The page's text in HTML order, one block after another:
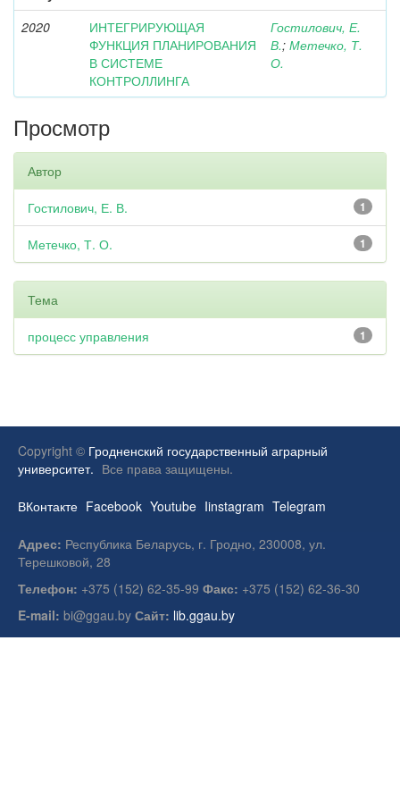
2020
ИНТЕГРИРУЮЩАЯ
ФУНКЦИЯ ПЛАНИРОВАНИЯ
В СИСТЕМЕ
КОНТРОЛЛИНГА
Гостилович, Е.
В.; Метечко, Т.
О.
Просмотр
Автор
1
Гостилович, Е. В.
1
Метечко, Т. О.
Тема
1
процесс управления
Copyright © Гродненский государственный аграрный
университет. Все права защищены.
ВКонтакте Facebook Youtube Iinstagram Telegram
Адрес: Республика Беларусь, г. Гродно, 230008, ул.
Терешковой, 28
Телефон: +375 (152) 62-35-99 Факс: +375 (152) 62-36-30
E-mail: bi@ggau.by Сайт: lib.ggau.by